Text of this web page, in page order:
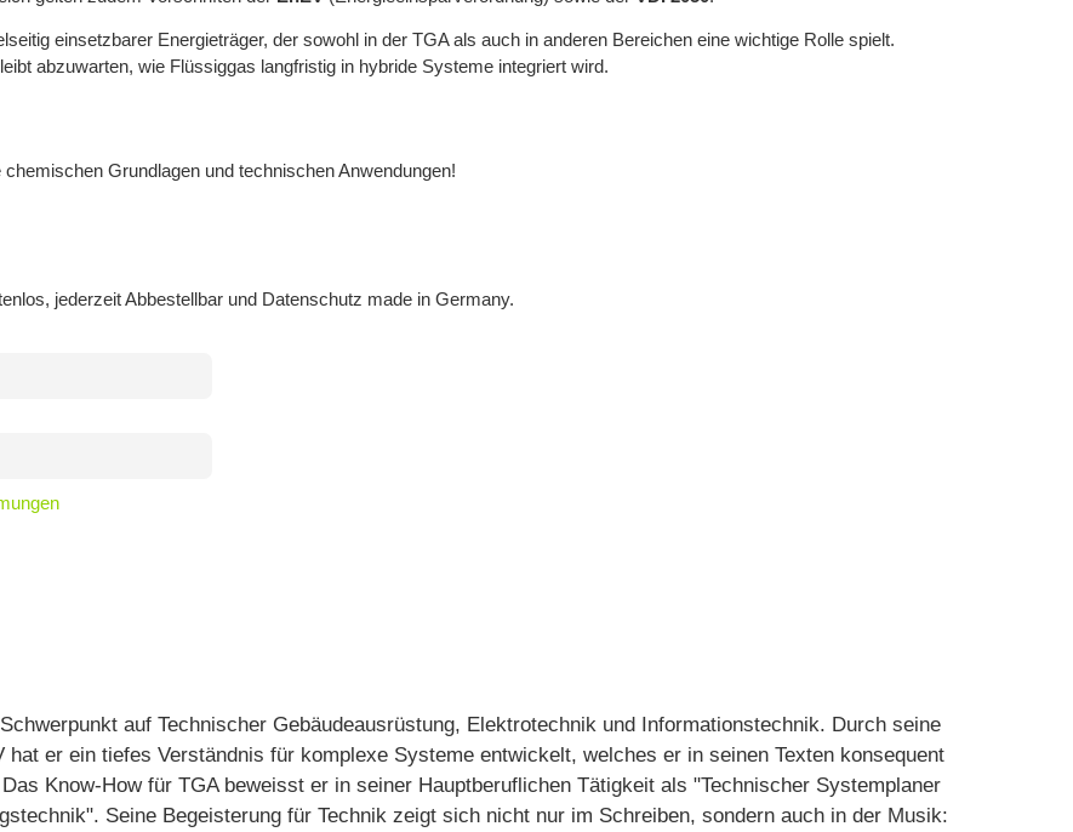
einsetzbarer Energieträger, der sowohl in der TGA als auch in anderen Bereichen eine wichtige Rolle spielt.
abzuwarten, wie Flüssiggas langfristig in hybride Systeme integriert wird.
Grundlagen und technischen Anwendungen!
jederzeit Abbestellbar und Datenschutz made in Germany.
auf Technischer Gebäudeausrüstung, Elektrotechnik und Informationstechnik. Durch seine
hat er ein tiefes Verständnis für komplexe Systeme entwickelt, welches er in seinen Texten konsequent
Know-How für TGA beweisst er in seiner Hauptberuflichen Tätigkeit als "Technischer Systemplaner
Seine Begeisterung für Technik zeigt sich nicht nur im Schreiben, sondern auch in der Musik: